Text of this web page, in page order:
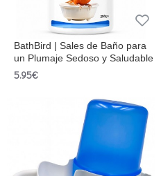
BathBird | Sales de Baño para
un Plumaje Sedoso y Saludable
5.95€